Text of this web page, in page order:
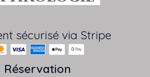
sécurisé via Stripe
Réservation